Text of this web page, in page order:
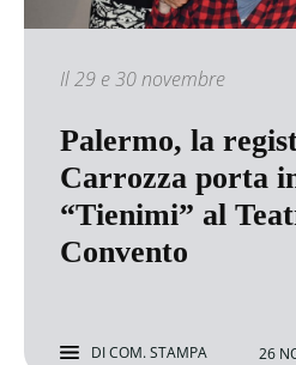
Il 29 e 30 novembre
Palermo, la
Carrozza porta
“Tienimi” al
Convento
DICOM. STAMPA 26